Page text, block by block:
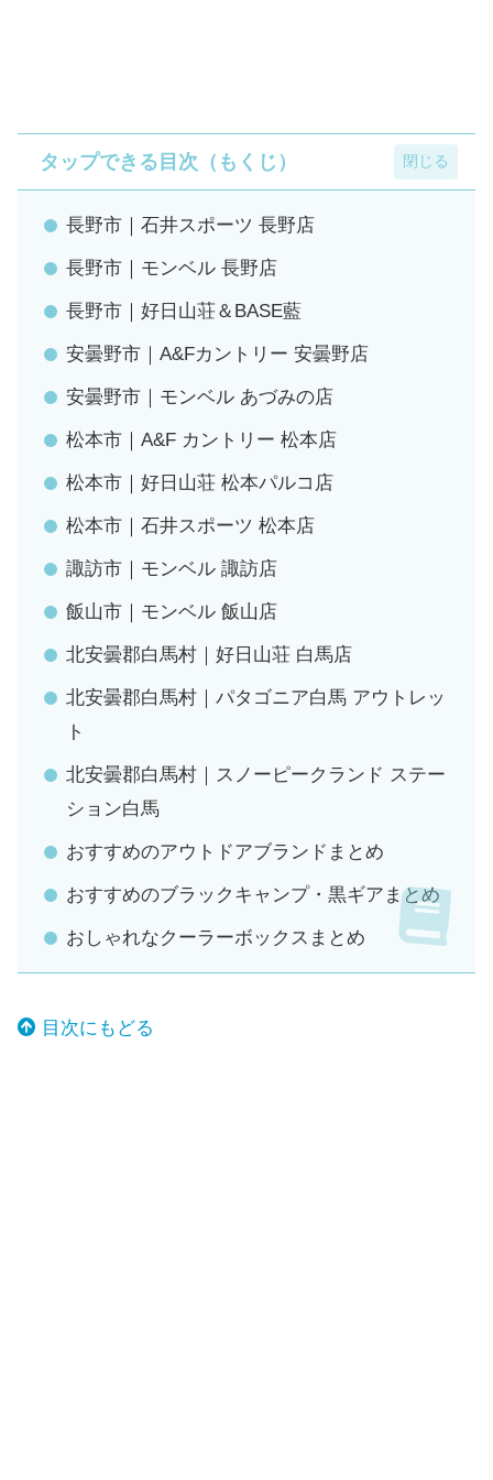
タップできる目次（もくじ）
長野市｜石井スポーツ 長野店
長野市｜モンベル 長野店
長野市｜好日山荘＆BASE藍
安曇野市｜A&Fカントリー 安曇野店
安曇野市｜モンベル あづみの店
松本市｜A&F カントリー 松本店
松本市｜好日山荘 松本パルコ店
松本市｜石井スポーツ 松本店
諏訪市｜モンベル 諏訪店
飯山市｜モンベル 飯山店
北安曇郡白馬村｜好日山荘 白馬店
北安曇郡白馬村｜パタゴニア白馬 アウトレッ
ト
北安曇郡白馬村｜スノーピークランド ステー
ション白馬
おすすめのアウトドアブランドまとめ
おすすめのブラックキャンプ・黒ギアまとめ
おしゃれなクーラーボックスまとめ
目次にもどる